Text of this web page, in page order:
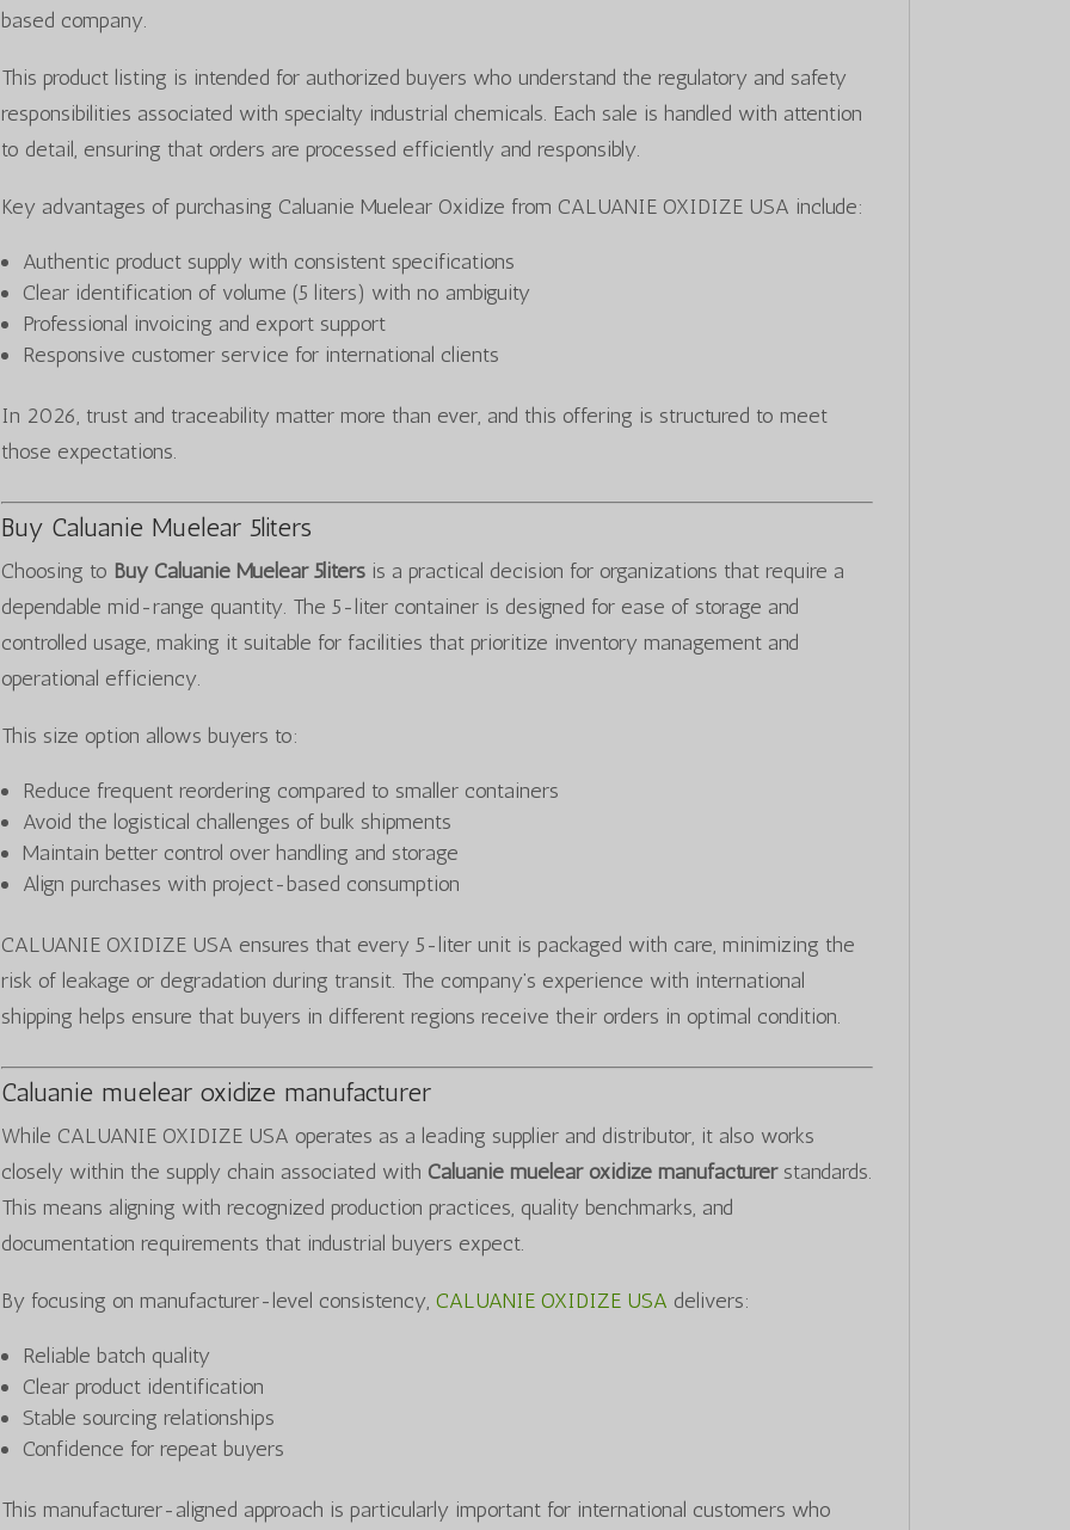
based company.
This product listing is intended for authorized buyers who understand the regulatory and safety
responsibilities associated with specialty industrial chemicals. Each sale is handled with attention
to detail, ensuring that orders are processed efficiently and responsibly.
Key advantages of purchasing Caluanie Muelear Oxidize from CALUANIE OXIDIZE USA include:
Authentic product supply with consistent specifications
Clear identification of volume (5 liters) with no ambiguity
Professional invoicing and export support
Responsive customer service for international clients
In 2026, trust and traceability matter more than ever, and this offering is structured to meet
those expectations.
Buy Caluanie Muelear 5liters
Choosing to Buy Caluanie Muelear 5litersis a practical decision for organizations that require a
dependable mid-range quantity. The 5-liter container is designed for ease of storage and
controlled usage, making it suitable for facilities that prioritize inventory management and
operational efficiency.
This size option allows buyers to:
Reduce frequent reordering compared to smaller containers
Avoid the logistical challenges of bulk shipments
Maintain better control over handling and storage
Align purchases with project-based consumption
CALUANIE OXIDIZE USA ensures that every 5-liter unit is packaged with care, minimizing the
risk of leakage or degradation during transit. The company’s experience with international
shipping helps ensure that buyers in different regions receive their orders in optimal condition.
Caluanie muelear oxidize manufacturer
While CALUANIE OXIDIZE USA operates as a leading supplier and distributor, it also works
closely within the supply chain associated with Caluanie muelear oxidize manufacturerstandards.
This means aligning with recognized production practices, quality benchmarks, and
documentation requirements that industrial buyers expect.
By focusing on manufacturer-level consistency, CALUANIE OXIDIZE USA delivers:
Reliable batch quality
Clear product identification
Stable sourcing relationships
Confidence for repeat buyers
This manufacturer-aligned approach is particularly important for international customers who